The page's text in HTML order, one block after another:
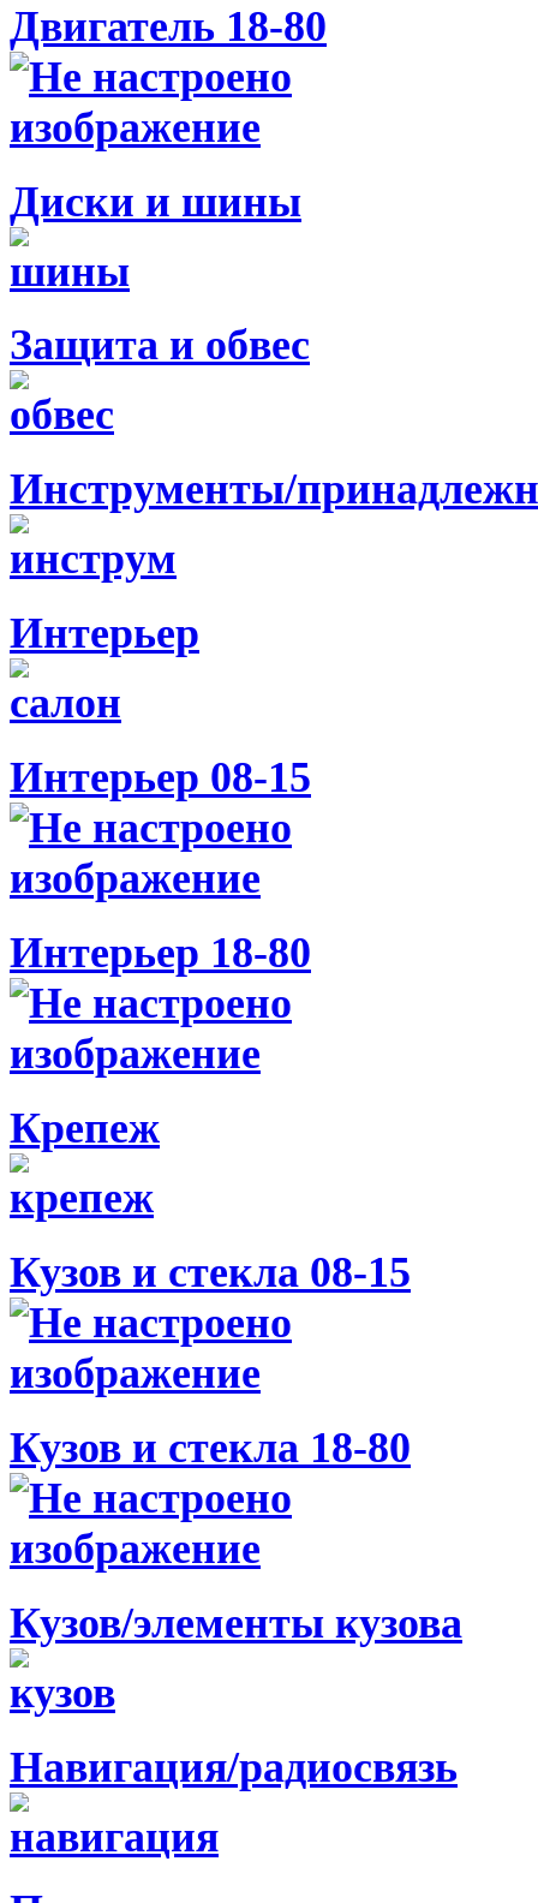
Двигатель 18-80
Диски и шины
Защита и обвес
Инструменты/
Интерьер
Интерьер 08-15
Интерьер 18-80
Крепеж
Кузов и стекла 08-15
Кузов и стекла 18-80
Кузов/элементы кузова
Навигация/радиосвязь